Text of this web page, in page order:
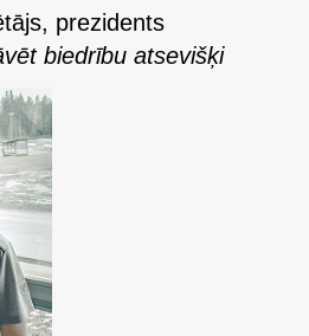
prezidents
biedrību atsevišķi